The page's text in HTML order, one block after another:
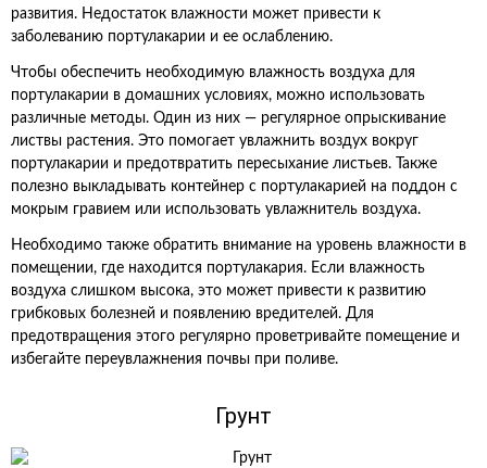
развития. Недостаток влажности может привести к
заболеванию портулакарии и ее ослаблению.
Чтобы обеспечить необходимую влажность воздуха для
портулакарии в домашних условиях, можно использовать
различные методы. Один из них — регулярное опрыскивание
листвы растения. Это помогает увлажнить воздух вокруг
портулакарии и предотвратить пересыхание листьев. Также
полезно выкладывать контейнер с портулакарией на поддон с
мокрым гравием или использовать увлажнитель воздуха.
Необходимо также обратить внимание на уровень влажности в
помещении, где находится портулакария. Если влажность
воздуха слишком высока, это может привести к развитию
грибковых болезней и появлению вредителей. Для
предотвращения этого регулярно проветривайте помещение и
избегайте переувлажнения почвы при поливе.
Грунт